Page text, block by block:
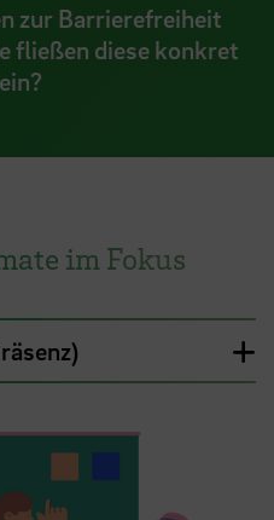
zur Barrierefreiheit
fließen diese konkret
im Fokus